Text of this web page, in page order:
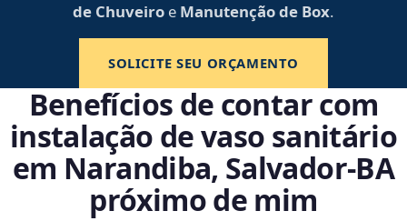
de Chuveiro e Manutenção de Box.
SOLICITE SEU ORÇAMENTO
Benefícios de contar com
instalação de vaso sanitário
em Narandiba, Salvador‑BA
próximo de mim